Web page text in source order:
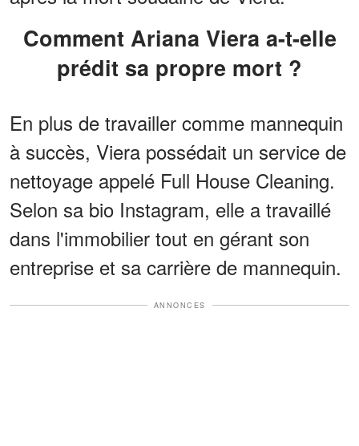
Comment Ariana Viera a-t-elle
prédit sa propre mort ?
En plus de travailler comme mannequin
à succès, Viera possédait un service de
nettoyage appelé Full House Cleaning.
Selon sa bio Instagram, elle a travaillé
dans l'immobilier tout en gérant son
entreprise et sa carrière de mannequin.
ANNONCES